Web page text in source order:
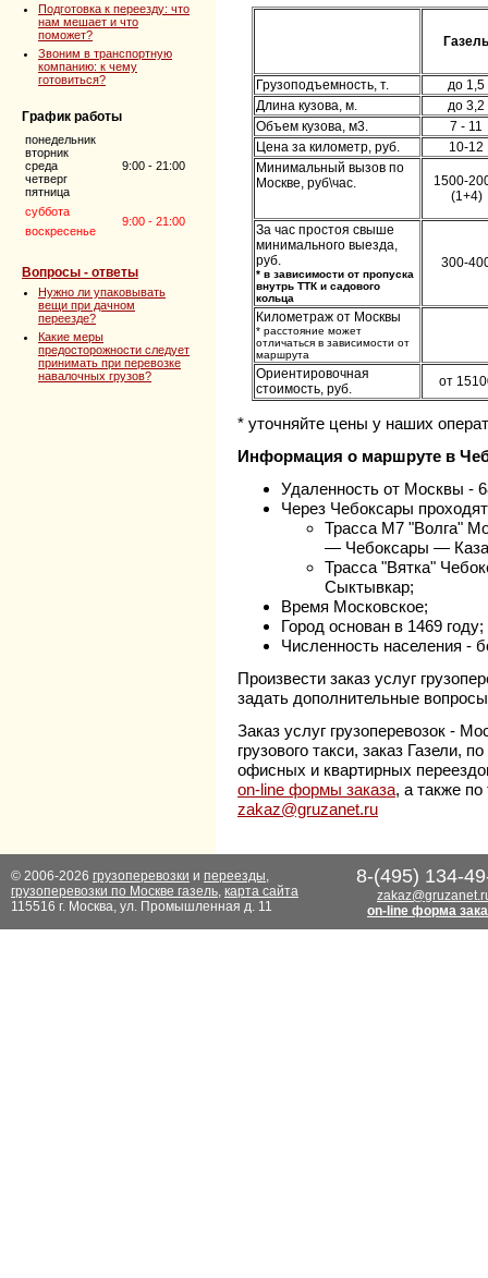
Подготовка к переезду: что
нам мешает и что
поможет?
Звоним в транспортную
компанию: к чему
готовиться?
График работы
понедельник
вторник
среда
четверг
пятница
9:00 - 21:00
суббота
9:00 - 21:00
воскресенье
Вопросы - ответы
Нужно ли упаковывать
вещи при дачном
переезде?
Какие меры
предосторожности следует
принимать при перевозке
навалочных грузов?
Газель
Грузоподъемность, т.
до 1,5
Длина кузова, м.
до 3,2
Объем кузова, м3.
7 - 11
Цена за километр, руб.
10-12
Минимальный вызов по
Москве, руб\час.
1500-
(1+4)
За час простоя свыше
минимального выезда,
руб.
* в зависимости от пропуска
внутрь ТТК и садового
кольца
300-
Километраж от Москвы
* расстояние может
отличаться в зависимости от
маршрута
Ориентировочная
стоимость, руб.
от
* уточняйте цены у наших
Информация о маршруте в
Удаленность от Москвы -
Через Чебоксары
Трасса M7 "Волга"
— Чебоксары —
Трасса "Вятка"
Сыктывкар;
Время Московское;
Город основан в 1469 году;
Численность населения -
Произвести заказ услуг
задать дополнительные
Заказ услуг грузоперевозок -
грузового такси, заказ Газели,
офисных и квартирных
on-line формы заказа, а также
zakaz@gruzanet.ru
© 2006-2026 грузоперевозки и переезды,
грузоперевозки по Москве газель, карта сайта
115516 г. Москва, ул. Промышленная д. 11
8-(495) 134-
on-line форма